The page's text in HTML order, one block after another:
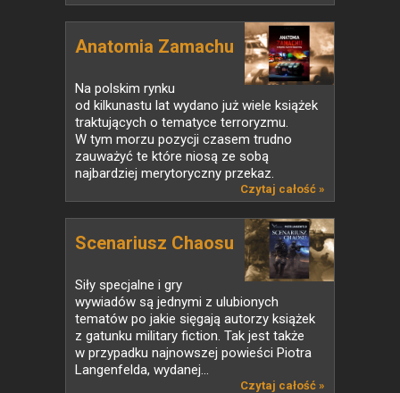
Anatomia Zamachu
Na polskim rynku
od kilkunastu lat wydano już wiele książek
traktujących o tematyce terroryzmu.
W tym morzu pozycji czasem trudno
zauważyć te które niosą ze sobą
najbardziej merytoryczny przekaz.
Czytaj całość »
Scenariusz Chaosu
Siły specjalne i gry
wywiadów są jednymi z ulubionych
tematów po jakie sięgają autorzy książek
z gatunku military fiction. Tak jest także
w przypadku najnowszej powieści Piotra
Langenfelda, wydanej...
Czytaj całość »